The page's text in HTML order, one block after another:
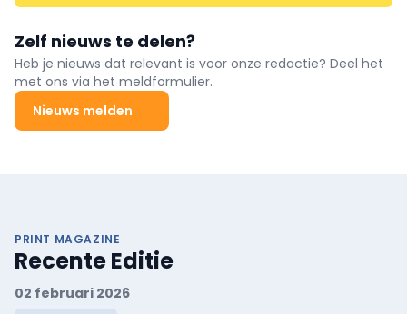
Zelf nieuws te delen?
Heb je nieuws dat relevant is voor onze redactie? Deel het
met ons via het meldformulier.
Nieuws melden
PRINT MAGAZINE
Recente Editie
02 februari 2026